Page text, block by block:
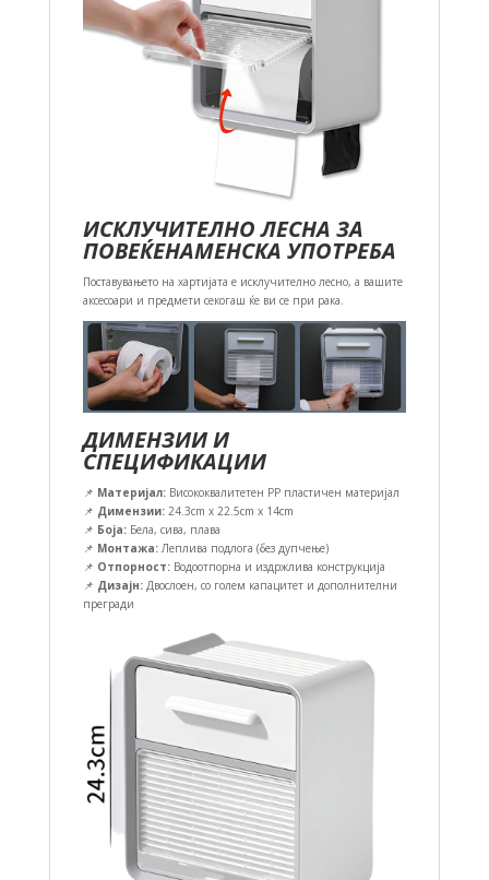
ИСКЛУЧИТЕЛНО ЛЕСНА ЗА
ПОВЕЌЕНАМЕНСКА УПОТРЕБА
Поставувањето на хартијата е исклучително лесно, а вашите
аксесоари и предмети секогаш ќе ви се при рака.
ДИМЕНЗИИ И
СПЕЦИФИКАЦИИ
📌 Материјал:Висококвалитетен PP пластичен материјал
📌 Димензии:24.3cm x 22.5cm x 14cm
📌 Боја:Бела, сива, плава
📌 Монтажа:Леплива подлога (без дупчење)
📌 Отпорност:Водоотпорна и издржлива конструкција
📌 Дизајн:Двослоен, со голем капацитет и дополнителни
прегради